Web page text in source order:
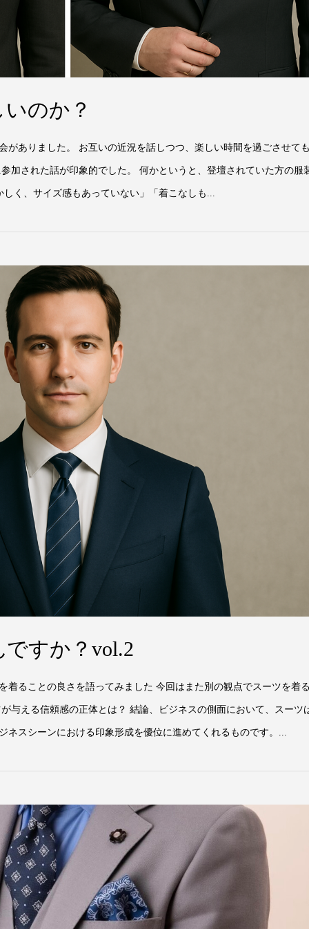
のか？
がありました。 お互いの近況を話しつつ、楽しい時間を過ごさせて
加された話が印象的でした。 何かというと、登壇されていた方の服
く、サイズ感もあっていない」「着こなしも...
すか？vol.2
着ることの良さを語ってみました 今回はまた別の観点でスーツを着
与える信頼感の正体とは？ 結論、ビジネスの側面において、スーツ
ネスシーンにおける印象形成を優位に進めてくれるものです。...